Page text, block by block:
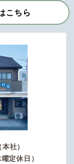
こちら
（本社）
定休日）